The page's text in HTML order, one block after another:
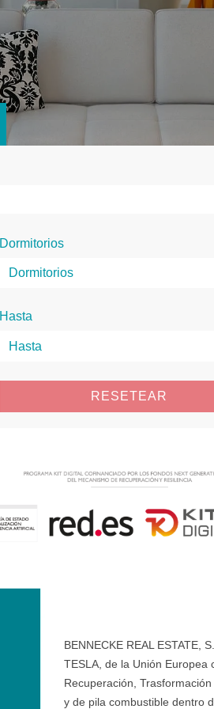
Dormitorios
Hasta
RESETEAR
BENNECKE REAL ESTATE,
TESLA, de la Unión Europea
Recuperación,
y de pila combustible dentro